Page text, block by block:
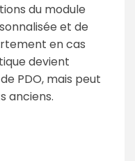
du module
et de
en cas
devient
PDO, mais peut
anciens.